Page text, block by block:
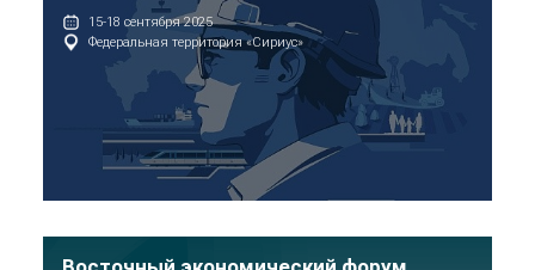
15-18 сентября 2025
Федеральная территория «Сириус»